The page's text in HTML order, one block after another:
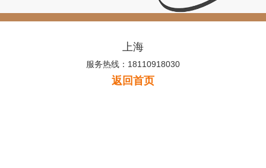
上海
服务热线：18110918030
返回首页